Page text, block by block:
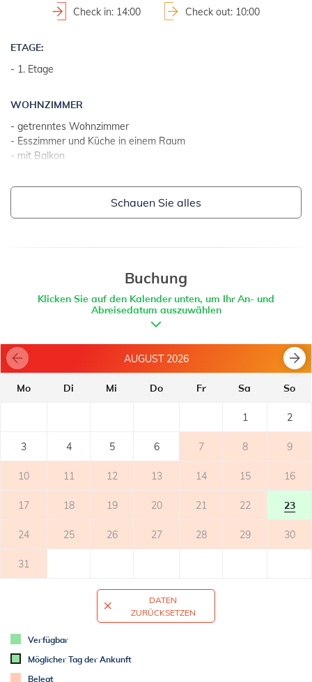
GRUNDSTÜCKE UND EINRICHTUNGEN:
- Gartenmöbel
- Grill
ZUSÄTZLICHE INFORMATION:
- Vermieter wohnt auf dem Grundstück
- Parkplatz: 2
Check in: 14:00 Check out: 10:00
ETAGE:
- 1. Etage
WOHNZIMMER
- getrenntes Wohnzimmer
- Esszimmer und Küche in einem Raum
- mit Balkon
- Anzahl von Kochplatten: 4
- Backofen
BALKON
- privater Balkon
TERRASSE
WELTRAUM
- gemeinsamer Garten
- Parkplatz: 2
ZUSÄTZLICHE INFORMATION
- klimatisiert
- Waschmaschine in der Unterkunftseinheit
- wöchentlicher Wechsel der Bettwäsche (bleibt der Gast länger,
jede zweite Woche)
- Handtücher (1 großes, 1 kleines/pro Person, pro Woche)
Schauen Sie alles
Buchung
Klicken Sie auf den Kalender unten, um Ihr An- und
Abreisedatum auszuwählen
AUGUST 2026
Mo Di Mi Do Fr Sa So
1 2
3 4 5 6 7 8 9
10 11 12 13 14 15 16
17 18 19 20 21 22 23
24 25 26 27 28 29 30
31
DATEN
ZURÜCKSETZEN
Verfügbar
Möglicher Tag der Ankunft
Belegt